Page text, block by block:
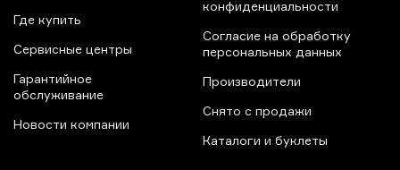
Где купить
Сервисные центры
Гарантийное
обслуживание
Новости компании
конфиденциальности
Согласие на обработку
персональных данных
Производители
Снято с продажи
Каталоги и буклеты